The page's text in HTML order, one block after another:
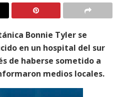
Bonnie Tyler se
en un hospital del sur
de haberse sometido a
medios locales.